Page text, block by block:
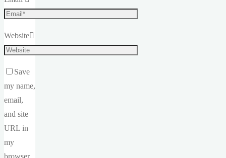
Website
Save
my name,
email,
and site
URL in
my
browser